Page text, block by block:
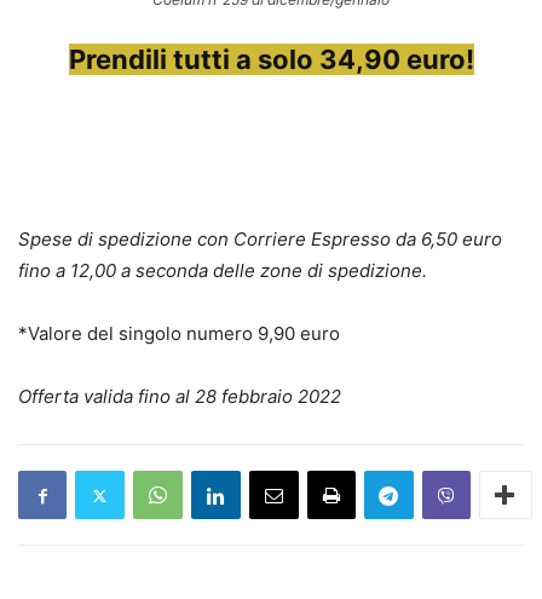
Prendili tutti a solo 34,90 euro!
Spese di spedizione con Corriere Espresso da 6,50 euro
fino a 12,00 a seconda delle zone di spedizione.
*Valore del singolo numero 9,90 euro
Offerta valida fino al 28 febbraio 2022